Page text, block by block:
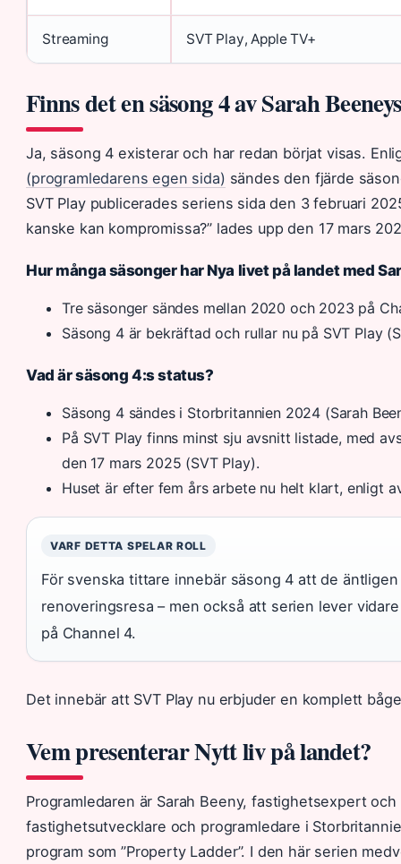
Streaming SVT Play, Apple TV+
Finns det en säsong 4 av Sarah
Ja, säsong 4 existerar och har redan börjat visas.
(programledarens egen sida) sändes den fjärde
SVT Play publicerades seriens sida den 3 februari
kanske kan kompromissa?” lades upp den 17 mars
Hur många säsonger har Nya livet på landet med
Tre säsonger sändes mellan 2020 och 2023 på
Säsong 4 är bekräftad och rullar nu på SVT Play
Vad är säsong 4:s status?
Säsong 4 sändes i Storbritannien 2024 (Sarah
På SVT Play finns minst sju avsnitt listade, med
den 17 mars 2025 (SVT Play).
Huset är efter fem års arbete nu helt klart, enligt
VARF DETTA SPELAR ROLL
För svenska tittare innebär säsong 4 att de
renoveringsresa – men också att serien lever
på Channel 4.
Det innebär att SVT Play nu erbjuder en komplett
Vem presenterar Nytt liv på landet?
Programledaren är Sarah Beeny, fastighetsexpert
fastighetsutvecklare och programledare i
program som ”Property Ladder”. I den här serien